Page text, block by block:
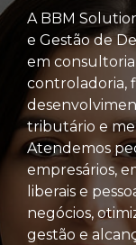
A BBM
e Gestão de
em
controladoria,
tributário e
Atendemos
empresários,
liberais e
negócios,
gestão e